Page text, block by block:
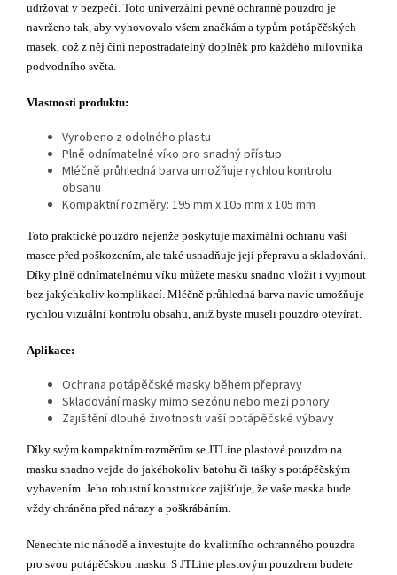
udržovat v bezpečí. Toto univerzální pevné ochranné pouzdro je
navrženo tak, aby vyhovovalo všem značkám a typům potápěčských
masek, což z něj činí nepostradatelný doplněk pro každého milovníka
podvodního světa.
Vlastnosti produktu:
Vyrobeno z odolného plastu
Plně odnímatelné víko pro snadný přístup
Mléčně průhledná barva umožňuje rychlou kontrolu
obsahu
Kompaktní rozměry: 195 mm x 105 mm x 105 mm
Toto praktické pouzdro nejenže poskytuje maximální ochranu vaší
masce před poškozením, ale také usnadňuje její přepravu a skladování.
Díky plně odnímatelnému víku můžete masku snadno vložit i vyjmout
bez jakýchkoliv komplikací. Mléčně průhledná barva navíc umožňuje
rychlou vizuální kontrolu obsahu, aniž byste museli pouzdro otevírat.
Aplikace:
Ochrana potápěčské masky během přepravy
Skladování masky mimo sezónu nebo mezi ponory
Zajištění dlouhé životnosti vaší potápěčské výbavy
Díky svým kompaktním rozměrům se JTLine plastové pouzdro na
masku snadno vejde do jakéhokoliv batohu či tašky s potápěčským
vybavením. Jeho robustní konstrukce zajišťuje, že vaše maska bude
vždy chráněna před nárazy a poškrábáním.
Nenechte nic náhodě a investujte do kvalitního ochranného pouzdra
pro svou potápěčskou masku. S JTLine plastovým pouzdrem budete